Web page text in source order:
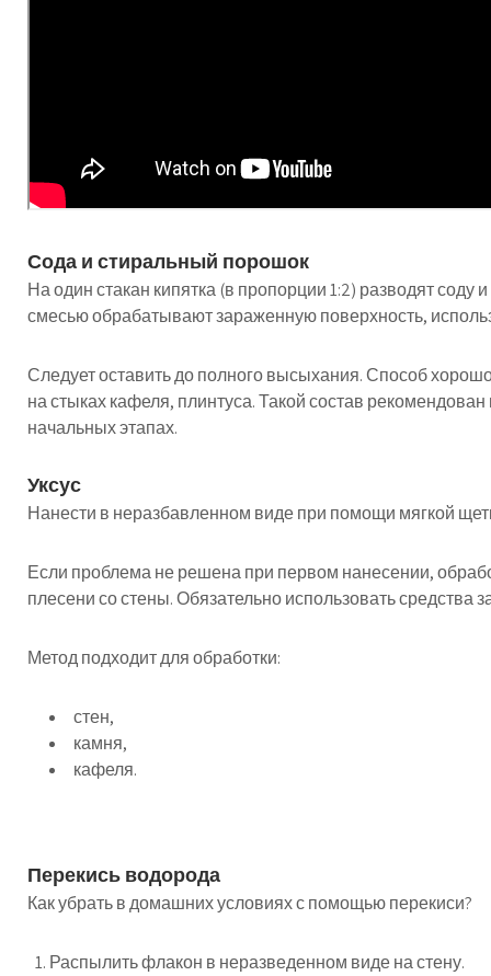
Сода и стиральный порошок
На один стакан кипятка (в пропорции 1:2) разводят соду
смесью обрабатывают зараженную поверхность,
Следует оставить до полного высыхания. Способ
на стыках кафеля, плинтуса. Такой состав
начальных этапах.
Уксус
Нанести в неразбавленном виде при помощи мягкой
Если проблема не решена при первом нанесении,
плесени со стены. Обязательно использовать средства
Метод подходит для обработки:
стен,
камня,
кафеля.
Перекись водорода
Как убрать в домашних условиях с помощью перекиси?
Распылить флакон в неразведенном виде на стену.